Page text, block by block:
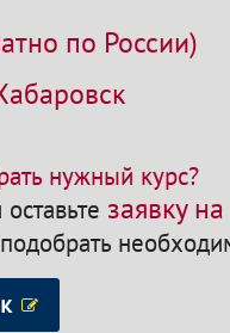
по России)
нужный курс?
заявку